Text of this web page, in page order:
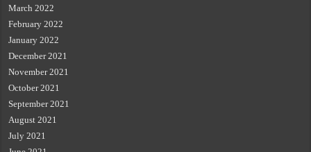
March 2022
February 2022
January 2022
December 2021
November 2021
October 2021
September 2021
August 2021
July 2021